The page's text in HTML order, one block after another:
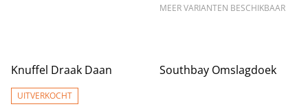
MEER VARIANTEN BESCHIKBAAR
Knuffel Draak Daan
UITVERKOCHT
Southbay Omslagdoek